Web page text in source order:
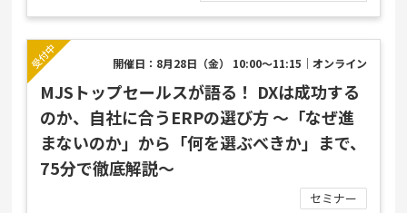
開催日：8月28日（金） 10:00～11:15｜オンライン
MJSトップセールスが語る！ DXは成功する
のか、自社に合うERPの選び方 ～「なぜ進
まないのか」から「何を選ぶべきか」まで、
75分で徹底解説～
セミナー